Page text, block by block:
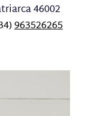
46002
963526265